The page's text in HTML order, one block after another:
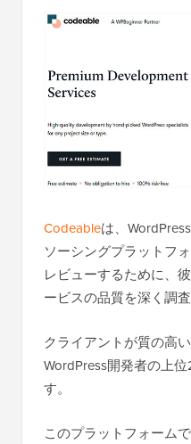
Codeableは、
ソーシングプラットフ
レビューするために、
ービスの品質を深く調査
クライアントが質の高
WordPress開発者の上
す。
このプラットフォームで